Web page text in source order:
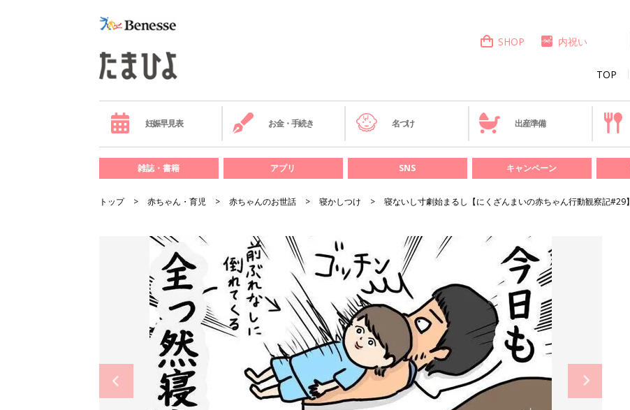
TOP
SHOP 内祝い
妊娠早見表 お金・手続き 名づけ 出産準備
雑誌・書籍 アプリ SNS キャンペーン
トップ 赤ちゃん・育児 赤ちゃんのお世話 寝かしつけ 寝ないし寸劇始まるし【にくざんまいの赤ちゃん行動観察記#29】